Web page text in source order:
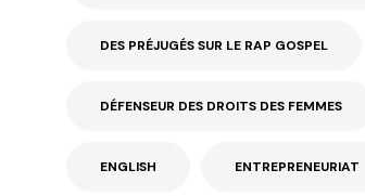
DES PRÉJUGÉS SUR LE RAP GOSPEL
DÉFENSEUR DES DROITS DES FEMMES
ENGLISH ENTREPRENEURIAT